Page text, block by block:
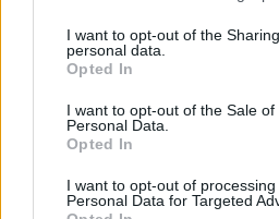
I want to opt-out of the
personal data.
Opted In
I want to opt-out of the Sale of
Personal Data.
Opted In
I want to opt-out of processing
Personal Data for Targeted
av
Elise
bekreftet)
Leif - 27.12.2024 - 12:40
Ser veldig gode ut, og skal
minnet om Måkeskitt, som jeg